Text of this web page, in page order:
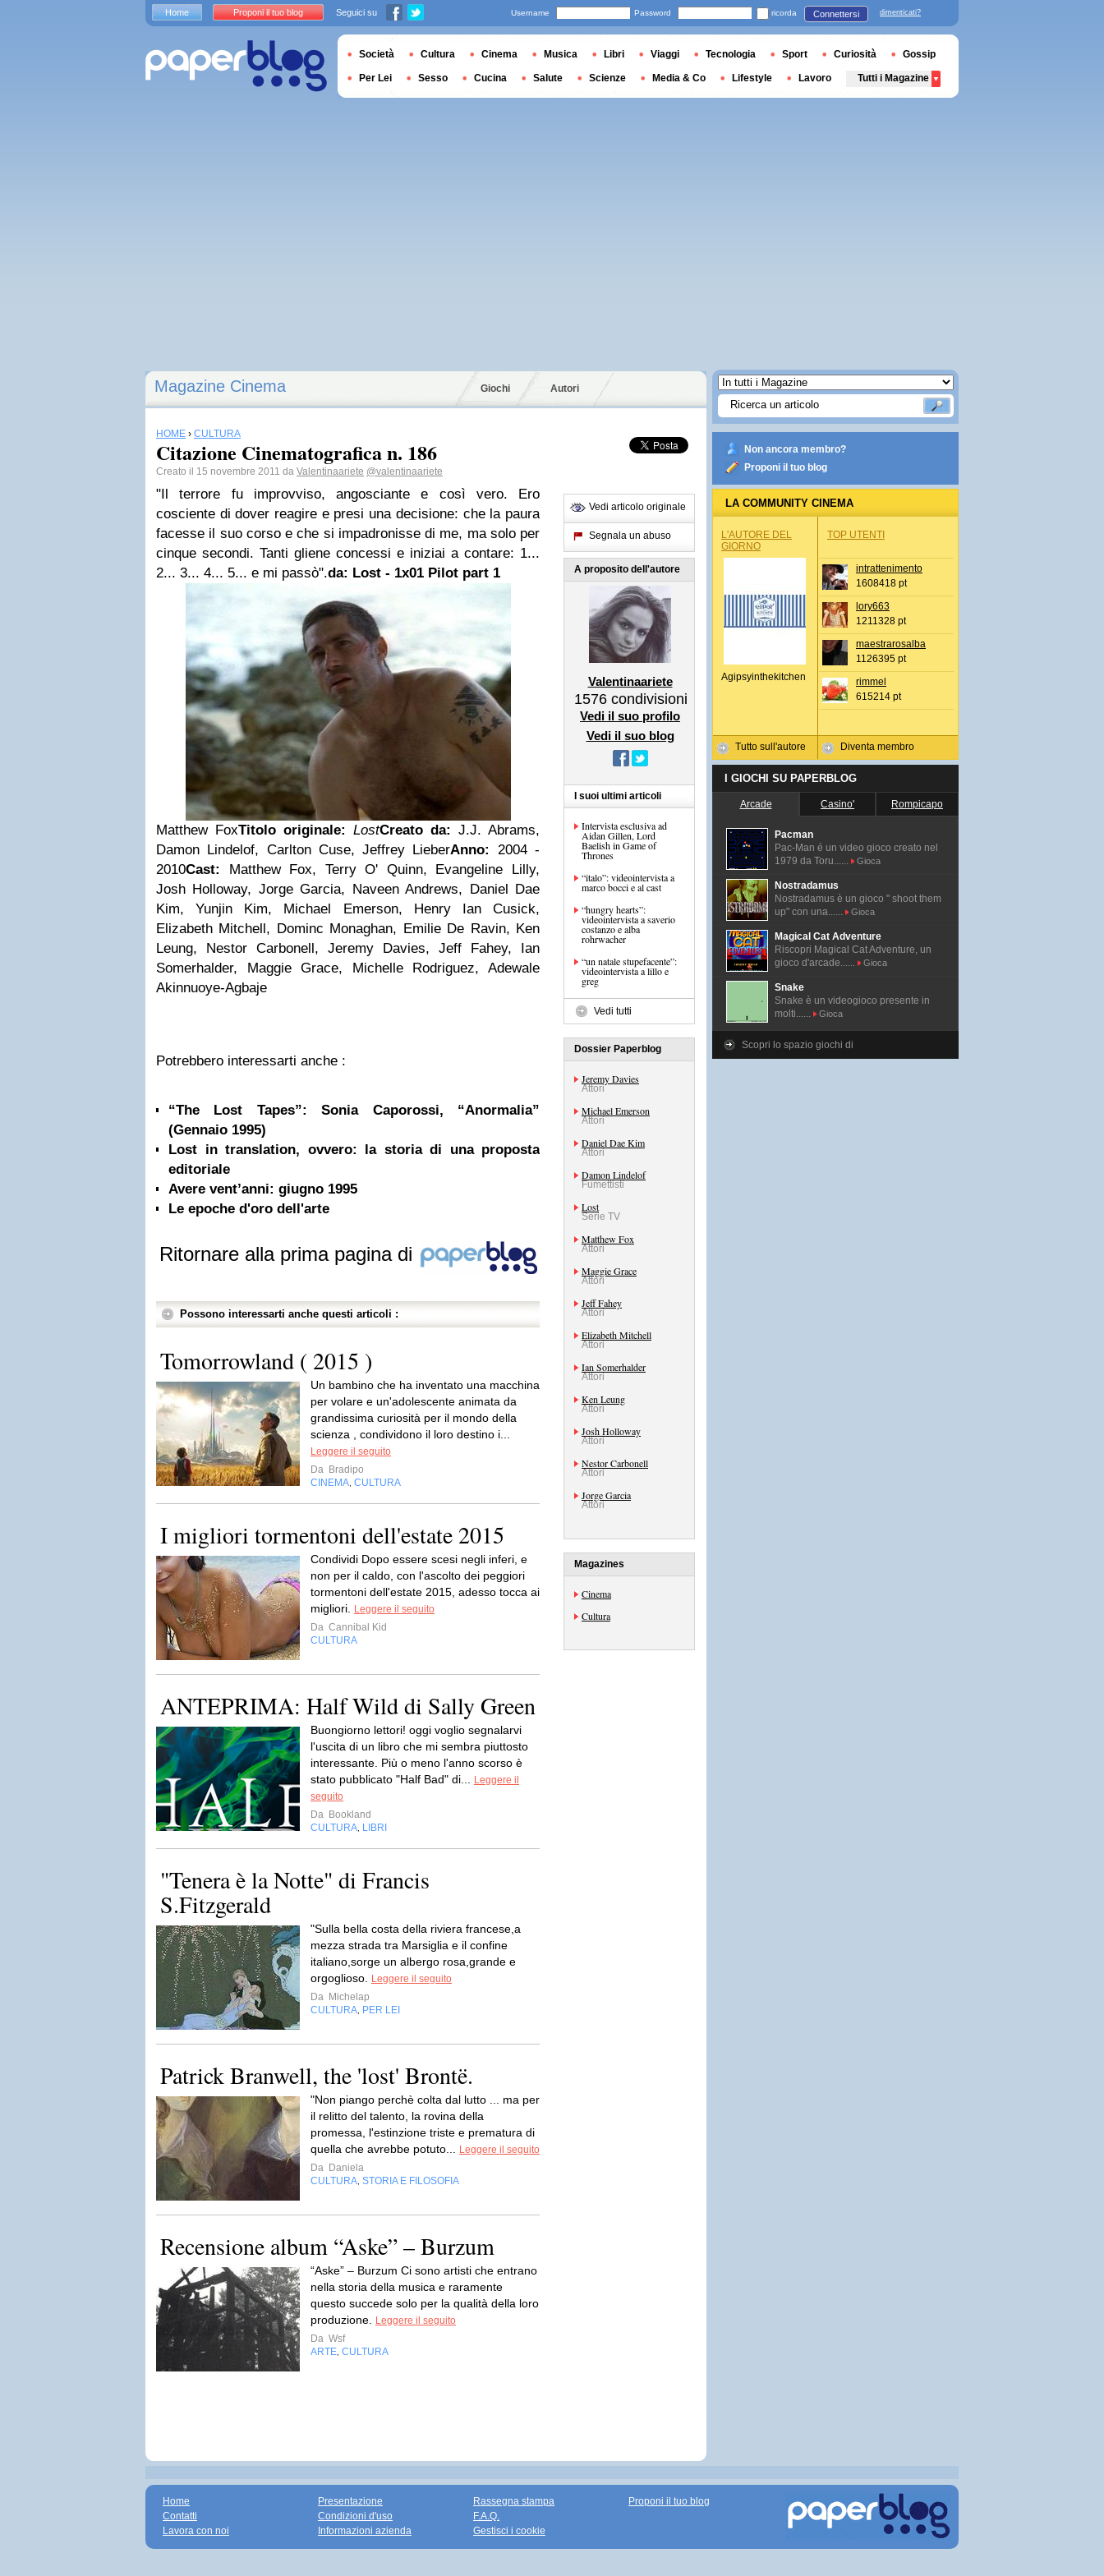
Magazine Cinema Giochi Autori
HOME › CULTURA
Citazione Cinematografica n. 186
Creato il 15 novembre 2011 da Valentinaariete @valentinaariete
"Il terrore fu improvviso, angosciante e così vero. Ero
cosciente di dover reagire e presi una decisione: che la paura
facesse il suo corso e che si impadronisse di me, ma solo per
cinque secondi. Tanti gliene concessi e iniziai a contare: 1...
2... 3... 4... 5... e mi passò".da: Lost - 1x01 Pilot part 1
Matthew FoxTitolo originale: LostCreato da: J.J. Abrams,
Damon Lindelof, Carlton Cuse, Jeffrey LieberAnno:
2004 -
2010Cast:
Matthew Fox, Terry O' Quinn, Evangeline Lilly,
Josh Holloway, Jorge Garcia, Naveen Andrews, Daniel Dae
Kim, Yunjin Kim, Michael Emerson, Henry Ian Cusick,
Elizabeth Mitchell, Dominc Monaghan, Emilie De Ravin, Ken
Leung, Nestor Carbonell, Jeremy Davies, Jeff Fahey, Ian
Somerhalder, Maggie Grace, Michelle Rodriguez, Adewale
Akinnuoye-Agbaje
Potrebbero interessarti anche :
“The Lost Tapes”: Sonia Caporossi, “Anormalia”
(Gennaio 1995)
Lost in translation, ovvero: la storia di una proposta
editoriale
Avere vent’anni: giugno 1995
Le epoche d'oro dell'arte
Ritornare alla prima pagina di
Possono interessarti anche questi articoli :
Tomorrowland ( 2015 )
Un bambino che ha inventato una macchina
per volare e un'adolescente animata da
grandissima curiosità per il mondo della
scienza , condividono il loro destino i...
Leggere il seguito
Da Bradipo
CINEMA CULTURA
I migliori tormentoni dell'estate 2015
Condividi Dopo essere scesi negli inferi, e
non per il caldo, con l'ascolto dei peggiori
tormentoni dell'estate 2015, adesso tocca ai
migliori.
Leggere il seguito
Da Cannibal Kid
CULTURA
ANTEPRIMA: Half Wild di Sally Green
Buongiorno lettori! oggi voglio segnalarvi
l'uscita di un libro che mi sembra piuttosto
interessante. Più o meno l'anno scorso è
stato pubblicato "Half Bad" di...
Leggere il
seguito
Da Bookland
CULTURA LIBRI
"Tenera è la Notte" di Francis
S.Fitzgerald
"Sulla bella costa della riviera francese,a
mezza strada tra Marsiglia e il confine
italiano,sorge un albergo rosa,grande e
orgoglioso.
Leggere il seguito
Da Michelap
CULTURA PER LEI
Patrick Branwell, the 'lost' Brontë.
"Non piango perchè colta dal lutto ... ma per
il relitto del talento, la rovina della
promessa, l'estinzione triste e prematura di
quella che avrebbe potuto...
Leggere il seguito
Da Daniela
CULTURA STORIA E FILOSOFIA
Recensione album “Aske” – Burzum
“Aske” – Burzum Ci sono artisti che entrano
nella storia della musica e raramente
questo succede solo per la qualità della loro
produzione.
Leggere il seguito
Da Wsf
ARTE CULTURA
Vedi articolo originale
Segnala un abuso
A proposito dell'autore
Valentinaariete
1576 condivisioni
Vedi il suo profilo
Vedi il suo blog
I suoi ultimi articoli
Intervista esclusiva ad
Aidan Gillen, Lord
Baelish in Game of
Thrones
“italo”: videointervista a
marco bocci e al cast
“hungry hearts”:
videointervista a saverio
costanzo e alba
rohrwacher
“un natale stupefacente”:
videointervista a lillo e
greg
Vedi tutti
Dossier Paperblog
Jeremy Davies
Attori
Michael Emerson
Attori
Daniel Dae Kim
Attori
Damon Lindelof
Fumettisti
Lost
Serie TV
Matthew Fox
Attori
Maggie Grace
Attori
Jeff Fahey
Attori
Elizabeth Mitchell
Attori
Ian Somerhalder
Attori
Ken Leung
Attori
Josh Holloway
Attori
Nestor Carbonell
Attori
Jorge Garcia
Attori
Magazines
Cinema
Cultura
Non ancora membro?
Proponi il tuo blog
LA COMMUNITY CINEMA
L'AUTORE DEL
GIORNO
Agipsyinthekitchen
Tutto sull'autore
TOP UTENTI
intrattenimento
1608418 pt
lory663
1211328 pt
maestrarosalba
1126395 pt
rimmel
615214 pt
Diventa membro
I GIOCHI SU PAPERBLOG
Arcade Casino' Rompicapo
Pacman
Pac-Man é un video gioco creato nel
1979 da Toru......
Gioca
Nostradamus
Nostradamus è un gioco " shoot them
up" con una......
Gioca
Magical Cat Adventure
Riscopri Magical Cat Adventure, un
gioco d'arcade......
Gioca
Snake
Snake è un videogioco presente in
molti......
Gioca
Scopri lo spazio giochi di
Home Proponi il tuo blog Seguici su Username Password ricorda Connettersi dimenticati?
Società Cultura Cinema Musica Libri Viaggi Tecnologia Sport Curiosità Gossip
Per Lei Sesso Cucina Salute Scienze Media & Co Lifestyle Lavoro Tutti i Magazine
Home
Contatti
Lavora con noi
Presentazione
Condizioni d'uso
Informazioni azienda
Rassegna stampa
F.A.Q.
Gestisci i cookie
Proponi il tuo blog